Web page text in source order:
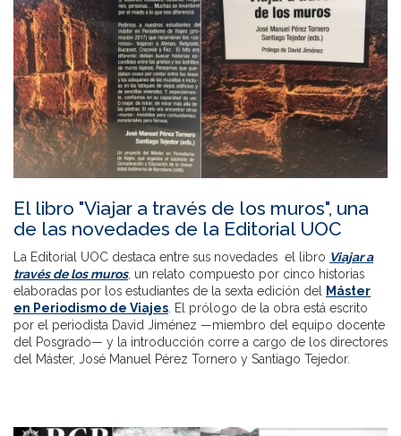
El libro "Viajar a través de los muros", una
de las novedades de la Editorial UOC
La Editorial UOC destaca entre sus novedades el libro Viajar a
través de los muros, un relato compuesto por cinco historias
elaboradas por los estudiantes de la sexta edición del
Máster
en Periodismo de Viajes . El prólogo de la obra está escrito
por el periodista David Jiménez —miembro del equipo docente
del Posgrado— y la introducción corre a cargo de los directores
del Máster, José Manuel Pérez Tornero y Santiago Tejedor.